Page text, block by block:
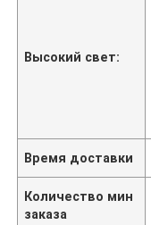
Высокий свет:
Время доставки
Количество мин
заказа